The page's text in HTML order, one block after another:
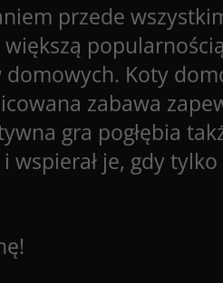
przede
Koty
zabawa
gra pogłębia
wspierał je, gdy